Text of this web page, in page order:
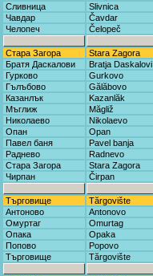
Сливница
Slivnica
Чавдар
Čavdar
Челопеч
Čelopeč
Стара Загора
Stara Zagora
Братя Даскалови
Bratja Daskalovi
Гурково
Gurkovo
Гълъбово
Gălăbovo
Казанлък
Kazanlăk
Мъглиж
Măgliž
Николаево
Nikolaevo
Опан
Opan
Павел баня
Pavel banja
Раднево
Radnevo
Стара Загора
Stara Zagora
Чирпан
Čirpan
Търговище
Tărgovište
Антоново
Antonovo
Омуртаг
Omurtag
Опака
Opaka
Попово
Popovo
Търговище
Tărgovište